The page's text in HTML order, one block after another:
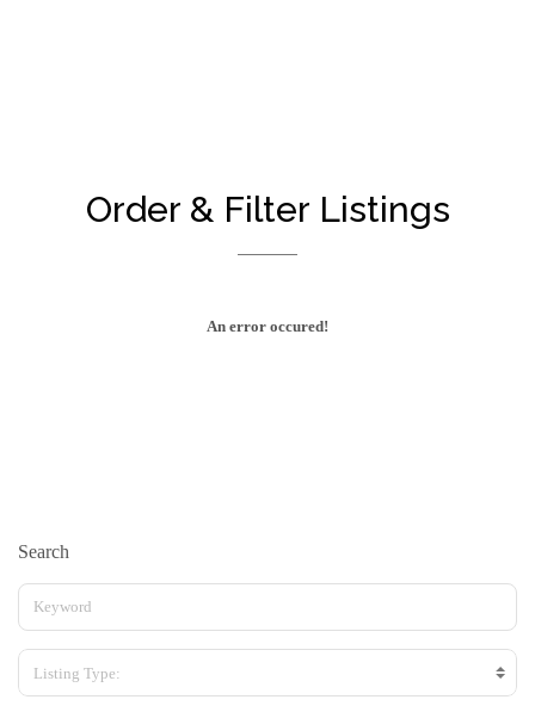
Order & Filter Listings
An error occured!
Search
Listing Type: